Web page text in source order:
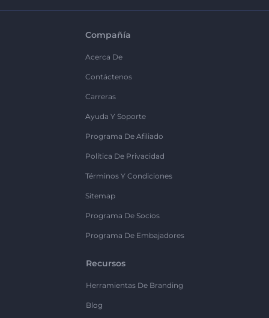
Compañía
Acerca De
Contáctenos
Carreras
Ayuda Y Soporte
Programa De Afiliado
Política De Privacidad
Términos Y Condiciones
Sitemap
Programa De Socios
Programa De Embajadores
Recursos
Herramientas De Branding
Blog